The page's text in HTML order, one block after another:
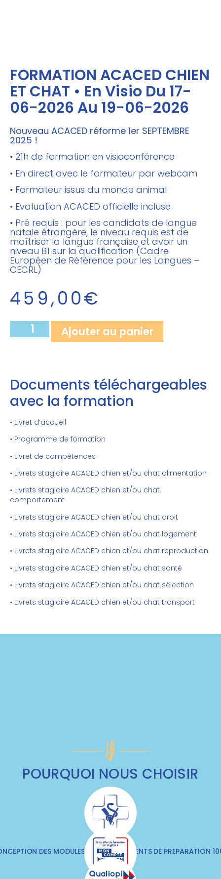
FORMATION ACACED CHIEN
ET CHAT • En Visio Du 17-
06-2026 Au 19-06-2026
Nouveau ACACED réforme 1er SEPTEMBRE
2025 !
• 21h de formation en visioconférence
• En direct avec le formateur par webcam
• Formateur issus du monde animal
• Evaluation ACACED officielle incluse
• Pré requis : pour les candidats de langue
natale étrangère, le niveau requis est de
maîtriser la langue française et avoir un
niveau B1 sur la qualification (Cadre
Européen de Référence pour les Langues –
CECRL)
459,00€
Ajouter au panier
Documents téléchargeables
avec la formation
• Livret d’accueil
• Programme de formation
• Livret de compétences
• Livrets stagiaire ACACED chien et/ou chat alimentation
• Livrets stagiaire ACACED chien et/ou chat
comportement
• Livrets stagiaire ACACED chien et/ou chat droit
• Livrets stagiaire ACACED chien et/ou chat logement
• Livrets stagiaire ACACED chien et/ou chat reproduction
• Livrets stagiaire ACACED chien et/ou chat santé
• Livrets stagiaire ACACED chien et/ou chat sélection
• Livrets stagiaire ACACED chien et/ou chat transport
POURQUOI NOUS CHOISIR
DES MODULES & DES DOCUMENTS DE PREPARATION
VÉTÉRINAIRES